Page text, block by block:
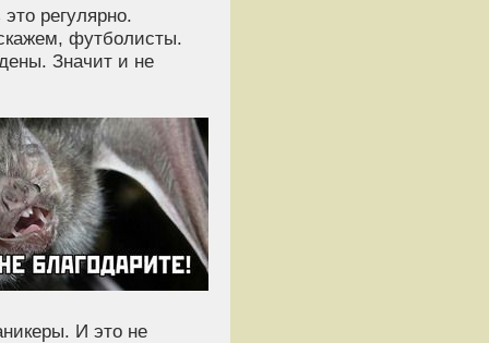
регулярно.
футболисты.
Значит и не
И это не